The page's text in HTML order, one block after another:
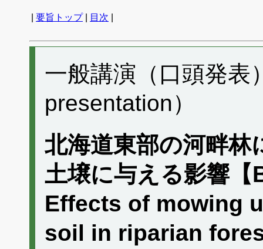
要旨トップ| 目次
一般講演（口頭発
presentation）
北海道東部の河畔林
土壌に与える影響【
Effects of mowing
soil in riparian